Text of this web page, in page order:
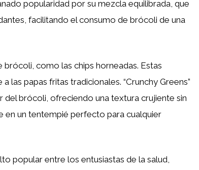
popularidad por su mezcla equilibrada, que
facilitando el consumo de brócoli de una
brócoli, como las chips horneadas. Estas
las papas fritas tradicionales. “Crunchy Greens”
brócoli, ofreciendo una textura crujiente sin
en un tentempié perfecto para cualquier
popular entre los entusiastas de la salud,